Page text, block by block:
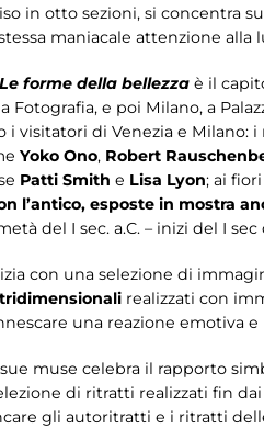
in otto sezioni, si concentra
maniacale attenzione alla
forme della bellezza è il
Fotografia, e poi Milano, a
i visitatori di Venezia e Milano:
Yoko Ono, Robert
Patti Smith e Lisa Lyon; ai
l’antico, esposte in mostra
del I sec. a.C. – inizi del I sec
con una selezione di
realizzati con
una reazione emotiva
muse celebra il rapporto
di ritratti realizzati fin
gli autoritratti e i ritratti